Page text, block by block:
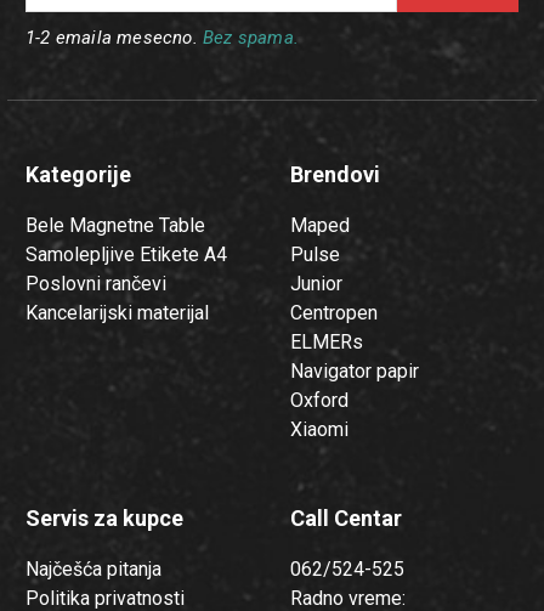
1-2 emaila mesecno. Bez spama.
Kategorije
Bele Magnetne Table
Samolepljive Etikete A4
Poslovni rančevi
Kancelarijski materijal
Brendovi
Maped
Pulse
Junior
Centropen
ELMERs
Navigator papir
Oxford
Xiaomi
Servis za kupce
Najčešća pitanja
Politika privatnosti
Call Centar
062/524-525
Radno vreme: